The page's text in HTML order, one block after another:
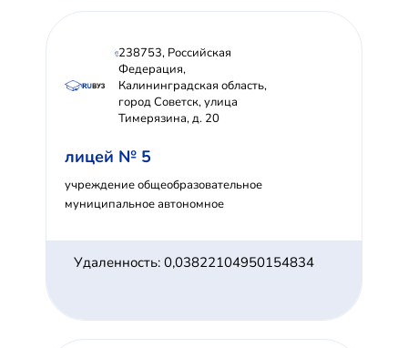
238753, Российская
Федерация,
Калининградская область,
город Советск, улица
Тимерязина, д. 20
лицей № 5
учреждение общеобразовательное
муниципальное автономное
Удаленность: 0,03822104950154834